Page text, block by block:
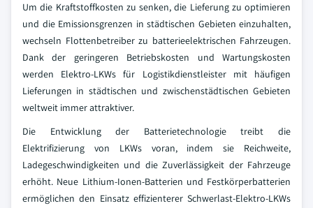
Um die Kraftstoffkosten zu senken, die Lieferung zu optimieren
und die Emissionsgrenzen in städtischen Gebieten einzuhalten,
wechseln Flottenbetreiber zu batterieelektrischen Fahrzeugen.
Dank der geringeren Betriebskosten und Wartungskosten
werden Elektro-LKWs für Logistikdienstleister mit häufigen
Lieferungen in städtischen und zwischenstädtischen Gebieten
weltweit immer attraktiver.
Die Entwicklung der Batterietechnologie treibt die
Elektrifizierung von LKWs voran, indem sie Reichweite,
Ladegeschwindigkeiten und die Zuverlässigkeit der Fahrzeuge
erhöht. Neue Lithium-Ionen-Batterien und Festkörperbatterien
ermöglichen den Einsatz effizienterer Schwerlast-Elektro-LKWs